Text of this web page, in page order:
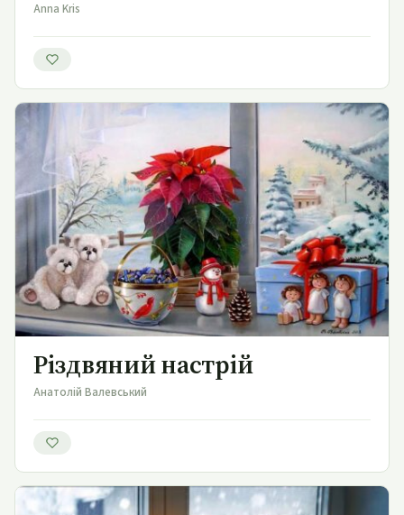
Anna Kris
Різдвяний настрій
Різдвяний настрій
Анатолій Валевський